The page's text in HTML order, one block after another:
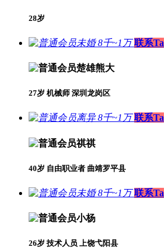
28岁
未婚 8千~1万联系Ta
楚雄熊大
27岁 机械师 深圳龙岗区
离异 8千~1万联系Ta
祺祺
40岁 自由职业者 曲靖罗平县
未婚 8千~1万联系Ta
小杨
26岁 技术人员 上饶弋阳县